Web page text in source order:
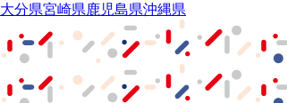
大分県宮崎県鹿児島県沖縄県